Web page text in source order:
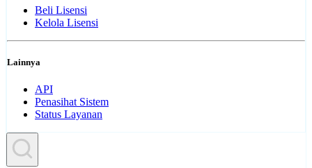
Beli Lisensi
Kelola Lisensi
Lainnya
API
Penasihat Sistem
Status Layanan